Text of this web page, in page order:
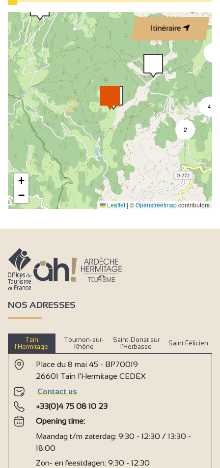
Strijkhoek
Toeristeninformatie
Bedden gemaakt bij aankomst
Reserveren
Vrij beheer
Wijnkelder
Keuken
Living / eetkamer
Bank
Bed 160 cm
Babymateriaal
Kinderstoel
Stofzuiger
Afzuigkap
Afwasmachine
Strijkijzer en -plank
Koelkast
Collectieve wasmachine
Collectieve wasdroger
Centrale verwarming
Dubbele beglazing
Hifi
Douche
1 badkamer (privé)
Itinéraire
2
4
+
−
Leaflet | ©Openstreetmapcontributors
NOS ADRESSES
Tain
l’Hermitage
Tournon-sur-
Rhône
Saint-Donat sur
l’Herbasse
Saint Félicien
Place du 8 mai 45 - BP70019
26601 Tain l'Hermitage CEDEX
Contact us
+33(0)4 75 08 10 23
Opening time:
Maandag t/m zaterdag: 9:30 - 12:30 / 13:30 -
18:00
Zon- en feestdagen: 9:30 - 12:30